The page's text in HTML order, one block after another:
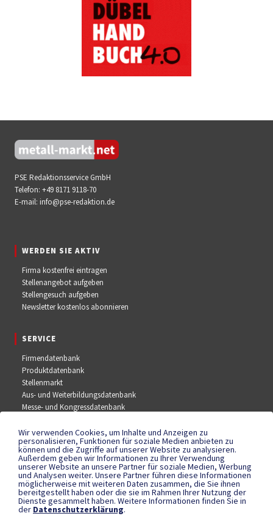
PSE Redaktionsservice GmbH
Telefon: +49 8171 9118-70
E-mail: info@pse-redaktion.de
WERDEN SIE AKTIV
Firma kostenfrei eintragen
Stellenangebot aufgeben
Stellengesuch aufgeben
Newsletter kostenlos abonnieren
SERVICE
Firmendatenbank
Produktdatenbank
Stellenmarkt
Aus- und Weiterbildungsdatenbank
Messe- und Kongressdatenbank
SOCIAL MEDIA
Facebook
YouTube
Instagram
Wir verwenden Cookies, um Inhalte und Anzeigen zu
personalisieren, Funktionen für soziale Medien anbieten zu
können und die Zugriffe auf unserer Website zu analysieren.
Außerdem geben wir Informationen zu Ihrer Verwendung
unserer Website an unsere Partner für soziale Medien, Werbung
und Analysen weiter. Unsere Partner führen diese Informationen
möglicherweise mit weiteren Daten zusammen, die Sie ihnen
bereitgestellt haben oder die sie im Rahmen Ihrer Nutzung der
Dienste gesammelt haben. Weitere Informationen finden Sie in
der Datenschutzerklärung.